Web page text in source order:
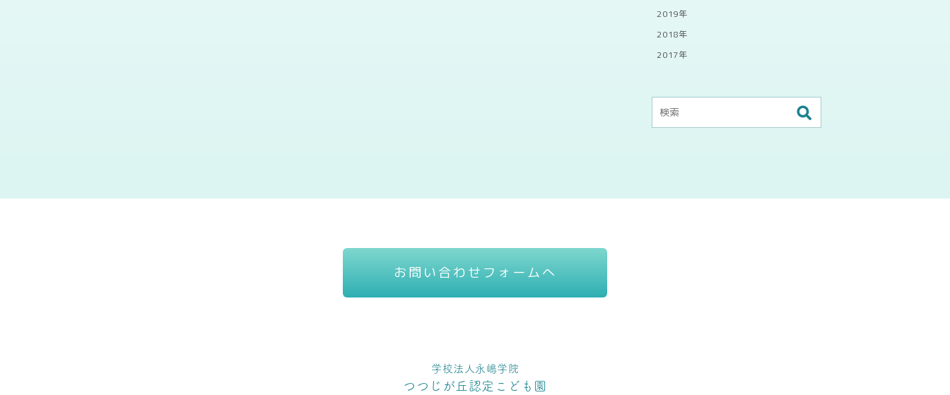
2019年
2018年
2017年
お問い合わせフォームへ
学校法人永嶋学院
つつじが丘認定こども園